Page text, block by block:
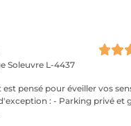
Soleuvre L-4437
pensé pour éveiller vos
privé et gratuit,